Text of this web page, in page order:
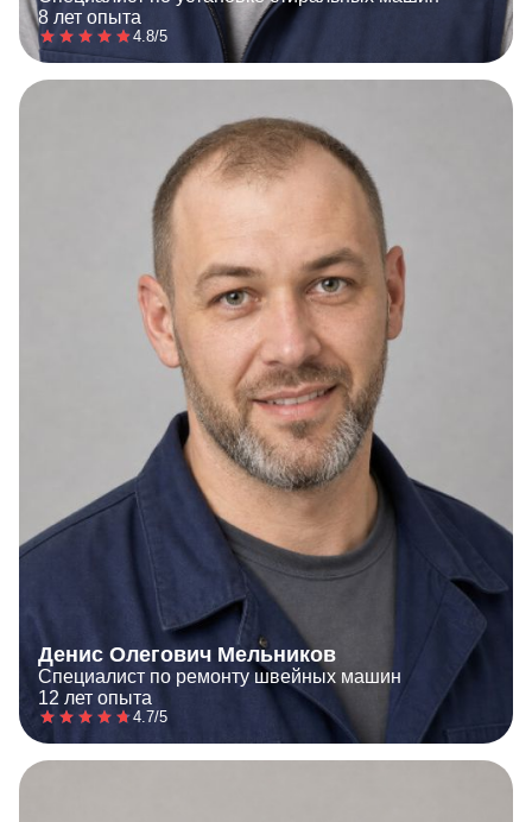
8 лет опыта
4.8/5
Денис Олегович Мельников
Специалист по ремонту швейных машин
12 лет опыта
4.7/5